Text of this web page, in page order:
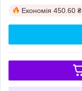
Економія 450.60 ₴